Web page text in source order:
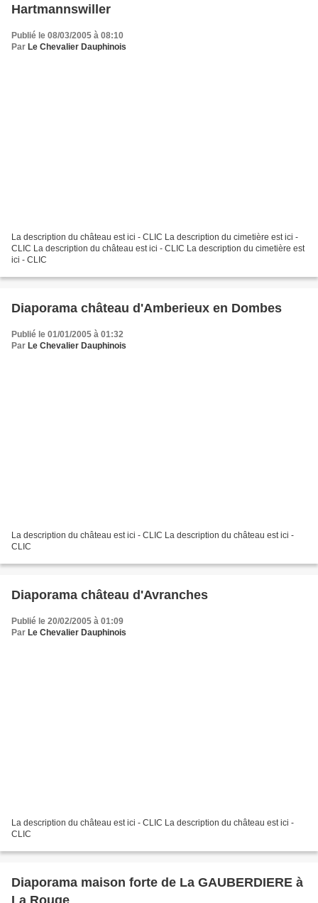
Hartmannswiller
Publié le 08/03/2005 à 08:10
Par Le Chevalier Dauphinois
La description du château est ici - CLIC La description du cimetière est ici -
CLIC La description du château est ici - CLIC La description du cimetière est
ici - CLIC
Diaporama château d'Amberieux en Dombes
Publié le 01/01/2005 à 01:32
Par Le Chevalier Dauphinois
La description du château est ici - CLIC La description du château est ici -
CLIC
Diaporama château d'Avranches
Publié le 20/02/2005 à 01:09
Par Le Chevalier Dauphinois
La description du château est ici - CLIC La description du château est ici -
CLIC
Diaporama maison forte de La GAUBERDIERE à
La Rouge